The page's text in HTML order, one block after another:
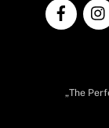
„The